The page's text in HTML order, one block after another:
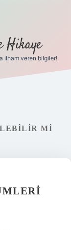
Hikaye
ilham veren bilgiler!
MI